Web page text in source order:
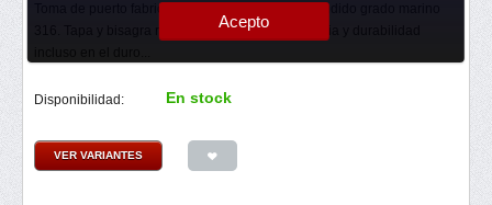
Toma de puerto fabricado de acero inoxidable fundido grado marino
316. Tapa y bisagra robusta para mayor resistencia y durabilidad
Disponibilidad: En stock
VER VARIANTES
Acepto